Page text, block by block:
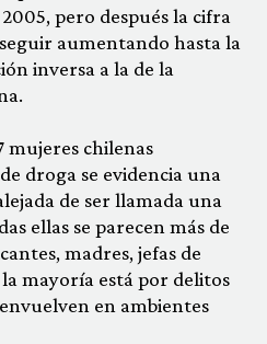
pero después la cifra
aumentando hasta la
inversa a la de la
mujeres chilenas
droga se evidencia una
de ser llamada una
ellas se parecen más de
madres, jefas de
mayoría está por delitos
en ambientes